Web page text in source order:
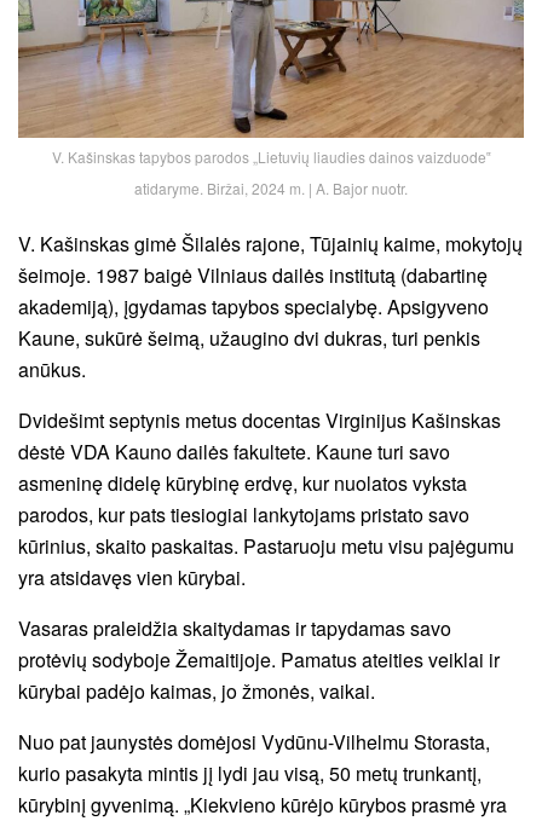
V. Kašinskas tapybos parodos „Lietuvių liaudies dainos vaizduode‟
atidaryme. Biržai, 2024 m. | A. Bajor nuotr.
V. Kašinskas gimė Šilalės rajone, Tūjainių kaime, mokytojų
šeimoje. 1987 baigė Vilniaus dailės institutą (dabartinę
akademiją), įgydamas tapybos specialybę. Apsigyveno
Kaune, sukūrė šeimą, užaugino dvi dukras, turi penkis
anūkus.
Dvidešimt septynis metus docentas Virginijus Kašinskas
dėstė VDA Kauno dailės fakultete. Kaune turi savo
asmeninę didelę kūrybinę erdvę, kur nuolatos vyksta
parodos, kur pats tiesiogiai lankytojams pristato savo
kūrinius, skaito paskaitas. Pastaruoju metu visu pajėgumu
yra atsidavęs vien kūrybai.
Vasaras praleidžia skaitydamas ir tapydamas savo
protėvių sodyboje Žemaitijoje. Pamatus ateities veiklai ir
kūrybai padėjo kaimas, jo žmonės, vaikai.
Nuo pat jaunystės domėjosi Vydūnu-Vilhelmu Storasta,
kurio pasakyta mintis jį lydi jau visą, 50 metų trunkantį,
kūrybinį gyvenimą. „Kiekvieno kūrėjo kūrybos prasmė yra